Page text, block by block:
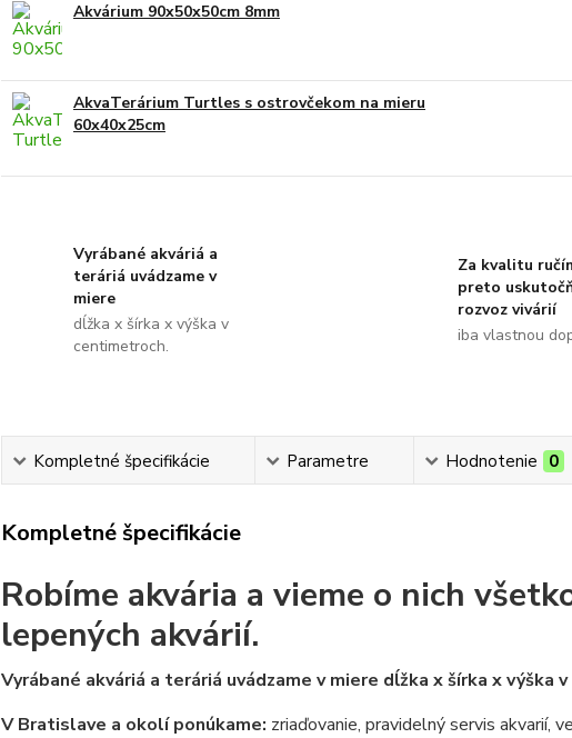
Akvárium 90x50x50cm 8mm
AkvaTerárium Turtles s ostrovčekom na mieru
60x40x25cm
Vyrábané akváriá a
teráriá uvádzame v
miere
dĺžka x šírka x výška v
centimetroch.
Za kvalitu
preto
rozvoz vivárií
iba vlastnou
Kompletné špecifikácie Parametre Hodnotenie 0
Kompletné špecifikácie
Robíme akvária a vieme o nich
lepených akvárií.
Vyrábané akváriá a teráriá uvádzame v miere dĺžka x šírka x výška
V Bratislave a okolí ponúkame: zriaďovanie, pravidelný servis akvarií,